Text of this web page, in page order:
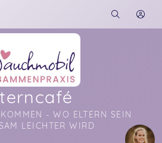
- WO ELTERN SEIN
LEICHTER WIRD